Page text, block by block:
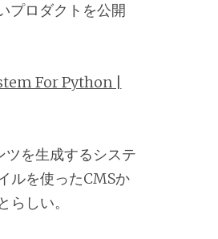
ロダクトを公開
For Python |
を生成するシステ
ルを使ったCMSか
しい。